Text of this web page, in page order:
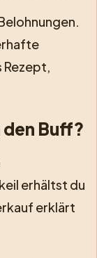
Rezept,
Buff?
erhältst du
erklärt